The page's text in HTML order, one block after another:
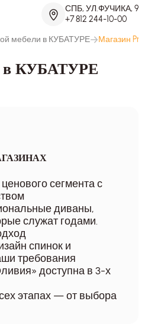
СПБ, УЛ.ФУЧИКА, 9
+7 812 244-10-00
мебели в КУБАТУРЕ Магазин
в КУБАТУРЕ
сегмента с
диваны,
служат годами.
спинок и
требования
доступна в 3-х
этапах — от выбора